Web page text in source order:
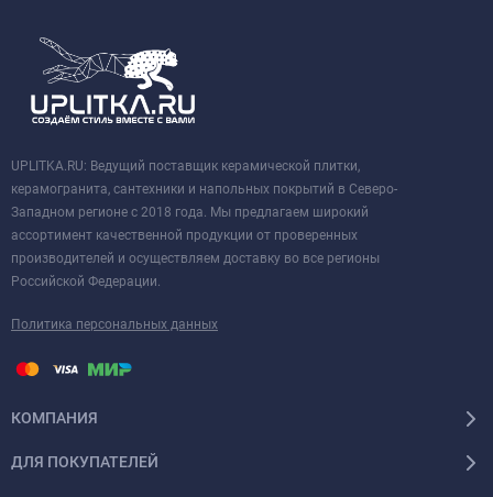
UPLITKA.RU: Ведущий поставщик керамической плитки,
керамогранита, сантехники и напольных покрытий в Северо-
Западном регионе с 2018 года. Мы предлагаем широкий
ассортимент качественной продукции от проверенных
производителей и осуществляем доставку во все регионы
Российской Федерации.
Политика персональных данных
КОМПАНИЯ
ДЛЯ ПОКУПАТЕЛЕЙ